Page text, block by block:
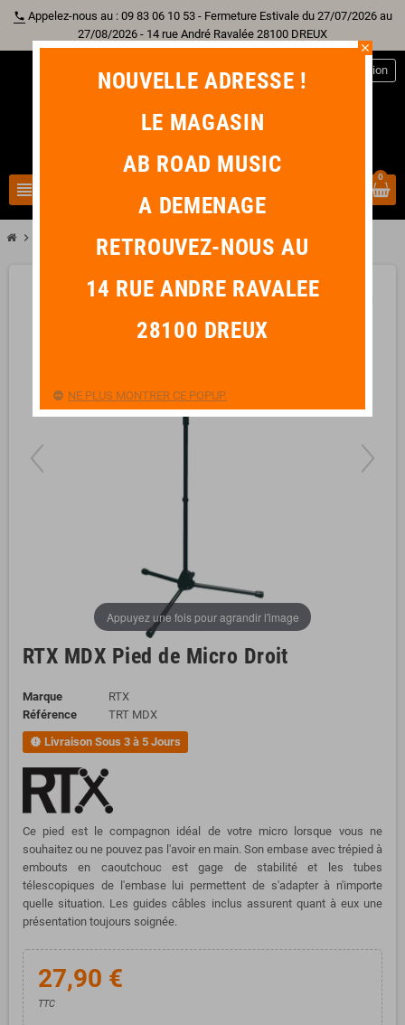
phone Appelez-nous au : 09 83 06 10 53 - Fermeture Estivale du 27/07/2026 au
27/08/2026 - 14 rue André Ravalée 28100 DREUX
view_headline
Connexion
0
chevron_right chevron_rightMicrochevron_right RTX MDX Pied de Micro Droit
Appuyez une fois pour agrandir l'image
RTX MDX Pied de Micro Droit
Marque
RTX
Référence
TRT MDX
new_releases Livraison Sous 3 à 5 Jours
Ce pied est le compagnon idéal de votre micro lorsque vous ne
souhaitez ou ne pouvez pas l'avoir en main. Son embase avec trépied à
embouts en caoutchouc est gage de stabilité et les tubes
télescopiques de l'embase lui permettent de s'adapter à n'importe
quelle situation. Les guides câbles inclus assurent quant à eux une
présentation toujours soignée.
27,90 €
TTC
close
NOUVELLE ADRESSE !
LE MAGASIN
AB ROAD MUSIC
A DEMENAGE
RETROUVEZ-NOUS AU
14 RUE ANDRE RAVALEE
28100 DREUX
NE PLUS MONTRER CE POPUP.